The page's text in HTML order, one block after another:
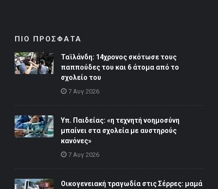
ΠΙΟ ΠΡΟΣΦΑΤΑ
Ταϊλάνδη: 14χρονος σκότωσε τους
παππούδες του και 6 άτομα από το
σχολείο του
7 Αυγ 2026
Υπ. Παιδείας: «η τεχνητή νοημοσύνη
μπαίνει στα σχολεία με αυστηρούς
κανόνες»
7 Αυγ 2026
Οικογενειακή τραγωδία στις Σέρρες: μαμά